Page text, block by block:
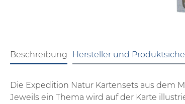
Beschreibung Hersteller und
Die Expedition Natur Kartensets aus dem
Jeweils ein Thema wird auf der Karte